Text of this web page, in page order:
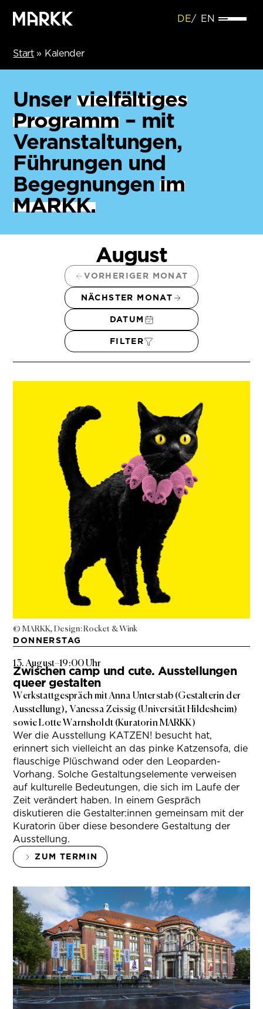
DE EN
Start» Kalender
Unser vielfältiges
Programm– mit
Veranstaltungen,
Führungen und
Begegnungenim
MARKK.
August
VORHERIGER MONAT
NÄCHSTER MONAT
DATUM
FILTER
© MARKK, Design: Rocket & Wink
DONNERSTAG
13. August–19:00 Uhr
Zwischen camp und cute. Ausstellungen
queer gestalten
Werkstattgespräch mit Anna Unterstab (Gestalterin der
Ausstellung), Vanessa Zeissig (Universität Hildesheim)
sowie Lotte Warnsholdt (Kuratorin MARKK)
Wer die Ausstellung KATZEN! besucht hat,
erinnert sich vielleicht an das pinke Katzensofa, die
flauschige Plüschwand oder den Leoparden-
Vorhang. Solche Gestaltungselemente verweisen
auf kulturelle Bedeutungen, die sich im Laufe der
Zeit verändert haben. In einem Gespräch
diskutieren die Gestalter:innen gemeinsam mit der
Kuratorin über diese besondere Gestaltung der
Ausstellung.
ZUM TERMIN